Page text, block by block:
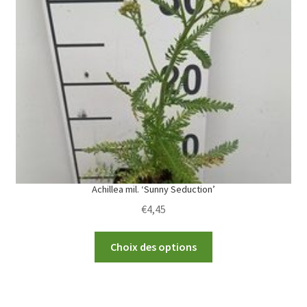
options
may
chosen
product
Achillea mil. ‘Sunny Seduction’
€4,45
Choix des options